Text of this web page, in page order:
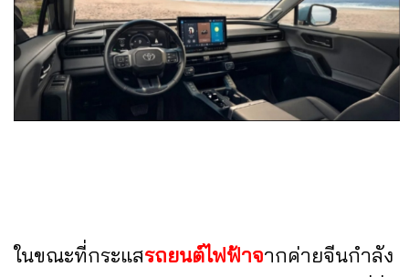
ในขณะที่กระแสรถยนต์ไฟฟ้าจากค่ายจีนกำลัง